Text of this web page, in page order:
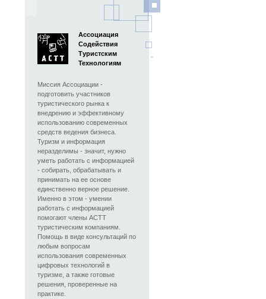
Ассоциация
Содействия
Туристским
Технологиям
Миссия Ассоциации -
подготовить участников
туристического рынка к
внедрению и эффективному
использованию современных
средств ведения бизнеса.
Туризм и информация
неразделимы - значит, нужно
уметь работать с информацией
- собирать, обрабатывать и
принимать на ее основе
единственно верное решение.
Именно в этом - умении
работать с информацией
помогают члены АСТТ
туристическим компаниям.
Помощь в виде консультаций по
любым вопросам
использования современных
цифровых технологий в
туризме, а также готовые
решения, проверенные на
практике.